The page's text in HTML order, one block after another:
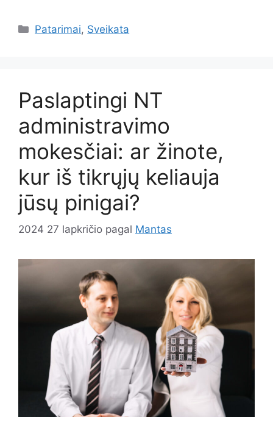
Kategorijos
Patarimai, Sveikata
Paslaptingi NT
administravimo
mokesčiai: ar žinote,
kur iš tikrųjų keliauja
jūsų pinigai?
2024 27 lapkričio pagal Mantas